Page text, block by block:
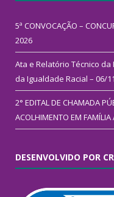
5ª CONVOCAÇÃO –
2026
Ata e Relatório Técnico
da Igualdade Racial – 06/
2° EDITAL DE CHAMADA
ACOLHIMENTO EM FAMÍLIA
DESENVOLVIDO POR